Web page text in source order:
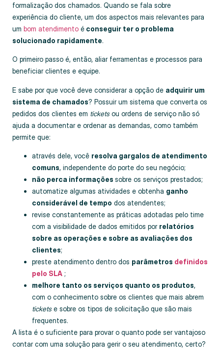
formalização dos chamados. Quando se fala sobre
experiência do cliente, um dos aspectos mais relevantes para
um bom atendimento é conseguir ter o problema
solucionado rapidamente.
O primeiro passo é, então, aliar ferramentas e processos para
beneficiar clientes e equipe.
E sabe por que você deve considerar a opção de adquirir um
sistema de chamados? Possuir um sistema que converta os
pedidos dos clientes em ticketsou ordens de serviço não só
ajuda a documentar e ordenar as demandas, como também
permite que:
através dele, você resolva gargalos de atendimento
comuns, independente do porte do seu negócio;
não perca informações sobre os serviços prestados;
automatize algumas atividades e obtenha ganho
considerável de tempo dos atendentes;
revise constantemente as práticas adotadas pelo time
com a visibilidade de dados emitidos por relatórios
sobre as operações e sobre as avaliações dos
clientes;
preste atendimento dentro dos parâmetros definidos
pelo SLA ;
melhore tanto os serviços quanto os produtos,
com o conhecimento sobre os clientes que mais abrem
ticketse sobre os tipos de solicitação que são mais
frequentes.
A lista é o suficiente para provar o quanto pode ser vantajoso
contar com uma solução para gerir o seu atendimento, certo?